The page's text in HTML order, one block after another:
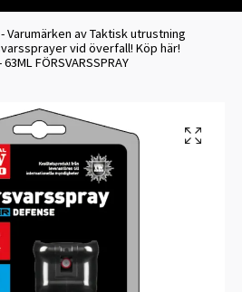
Varumärken av Taktisk utrustning
vid överfall! Köp här!
63ML FÖRSVARSSPRAY